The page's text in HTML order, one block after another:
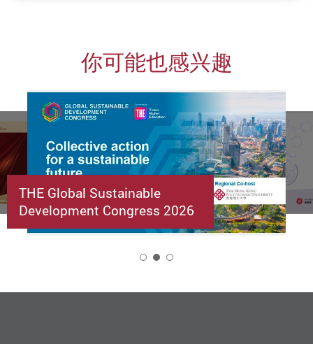
你可能也感兴趣
THE Global Sustainable
Development Congress 2026